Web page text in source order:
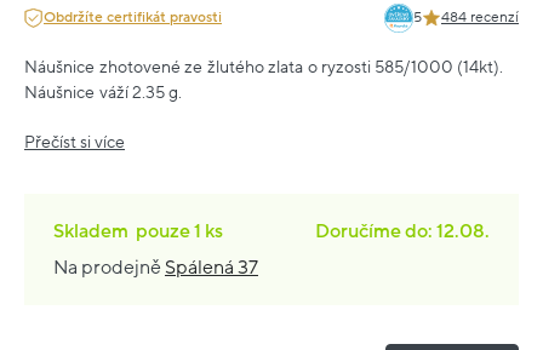
Obdržíte certifikát pravosti 5 484 recenzí
Náušnice zhotovené ze žlutého zlata o ryzosti 585/1000 (14kt).
Náušnice váží 2.35 g.
Přečíst si více
Skladem pouze1 ks
Doručíme do: 12.08.
Na prodejně Spálená 37